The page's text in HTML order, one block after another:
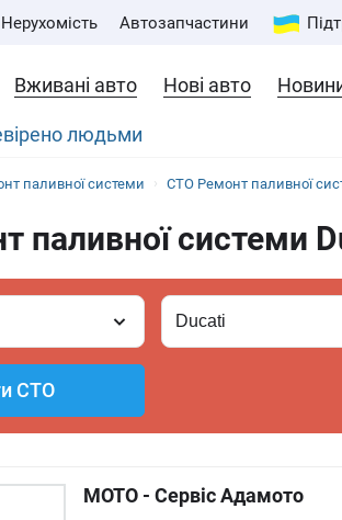
Нерухомість Автозапчастини
Вживані авто Нові авто
людьми
паливної системи СТО Ремонт паливної
паливної системи
СТО
МОТО - Сервіс Адамото